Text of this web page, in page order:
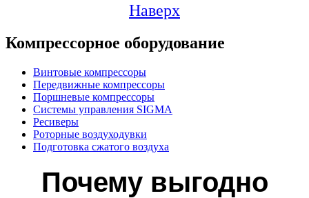
Наверх
Компрессорное оборудование
Винтовые компрессоры
Передвижные компрессоры
Поршневые компрессоры
Системы управления SIGMA
Ресиверы
Роторные воздуходувки
Подготовка сжатого воздуха
Почему выгодно